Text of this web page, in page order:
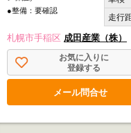
●整備：要確認
札幌市手稲区 成田産業（株）
お気に入りに
登録する
メール問合せ